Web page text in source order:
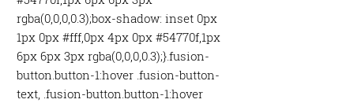
rgba(0,0,0,0.3);box-shadow: inset 0px
1px 0px #fff,0px 4px 0px #54770f,1px
6px 6px 3px rgba(0,0,0,0.3);}.fusion-
button.button-1:hover .fusion-button-
text, .fusion-button.button-1:hover